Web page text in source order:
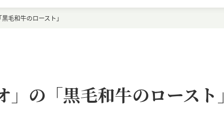
毛和牛のロースト」
の「黒毛和牛のロースト」